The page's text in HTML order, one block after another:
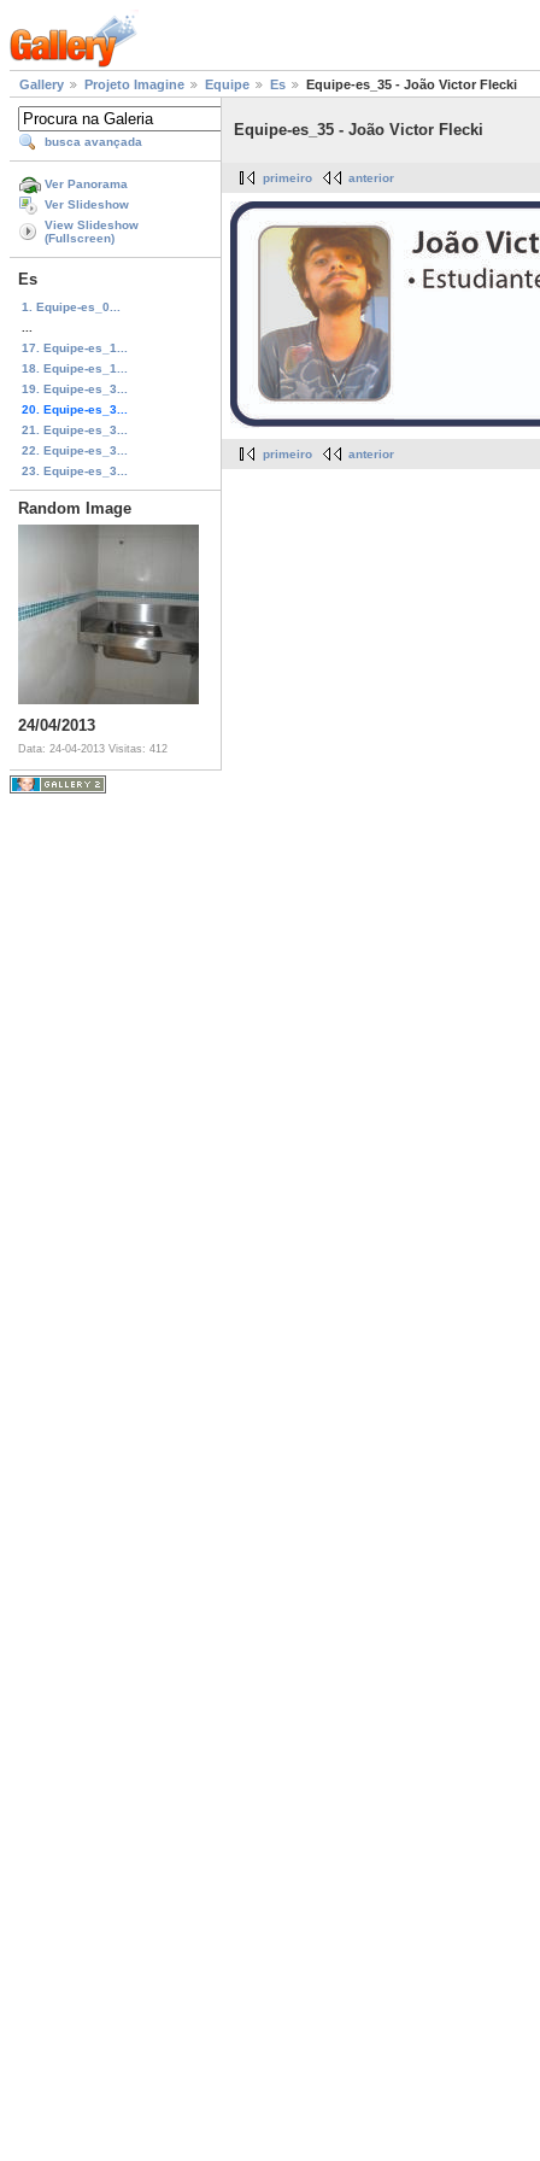
Gallery Projeto Imagine Equipe Es Equipe-es_35 - João Victor Flecki
busca avançada
Ver Panorama
Ver Slideshow
View Slideshow
(Fullscreen)
Es
1. Equipe-es_0...
17. Equipe-es_1...
18. Equipe-es_1...
19. Equipe-es_3...
20. Equipe-es_3...
21. Equipe-es_3...
22. Equipe-es_3...
23. Equipe-es_3...
Random Image
24/04/2013
Data: 24-04-2013 Visitas: 412
Equipe-es_35 - João Victor Flecki
primeiro anterior
primeiro anterior